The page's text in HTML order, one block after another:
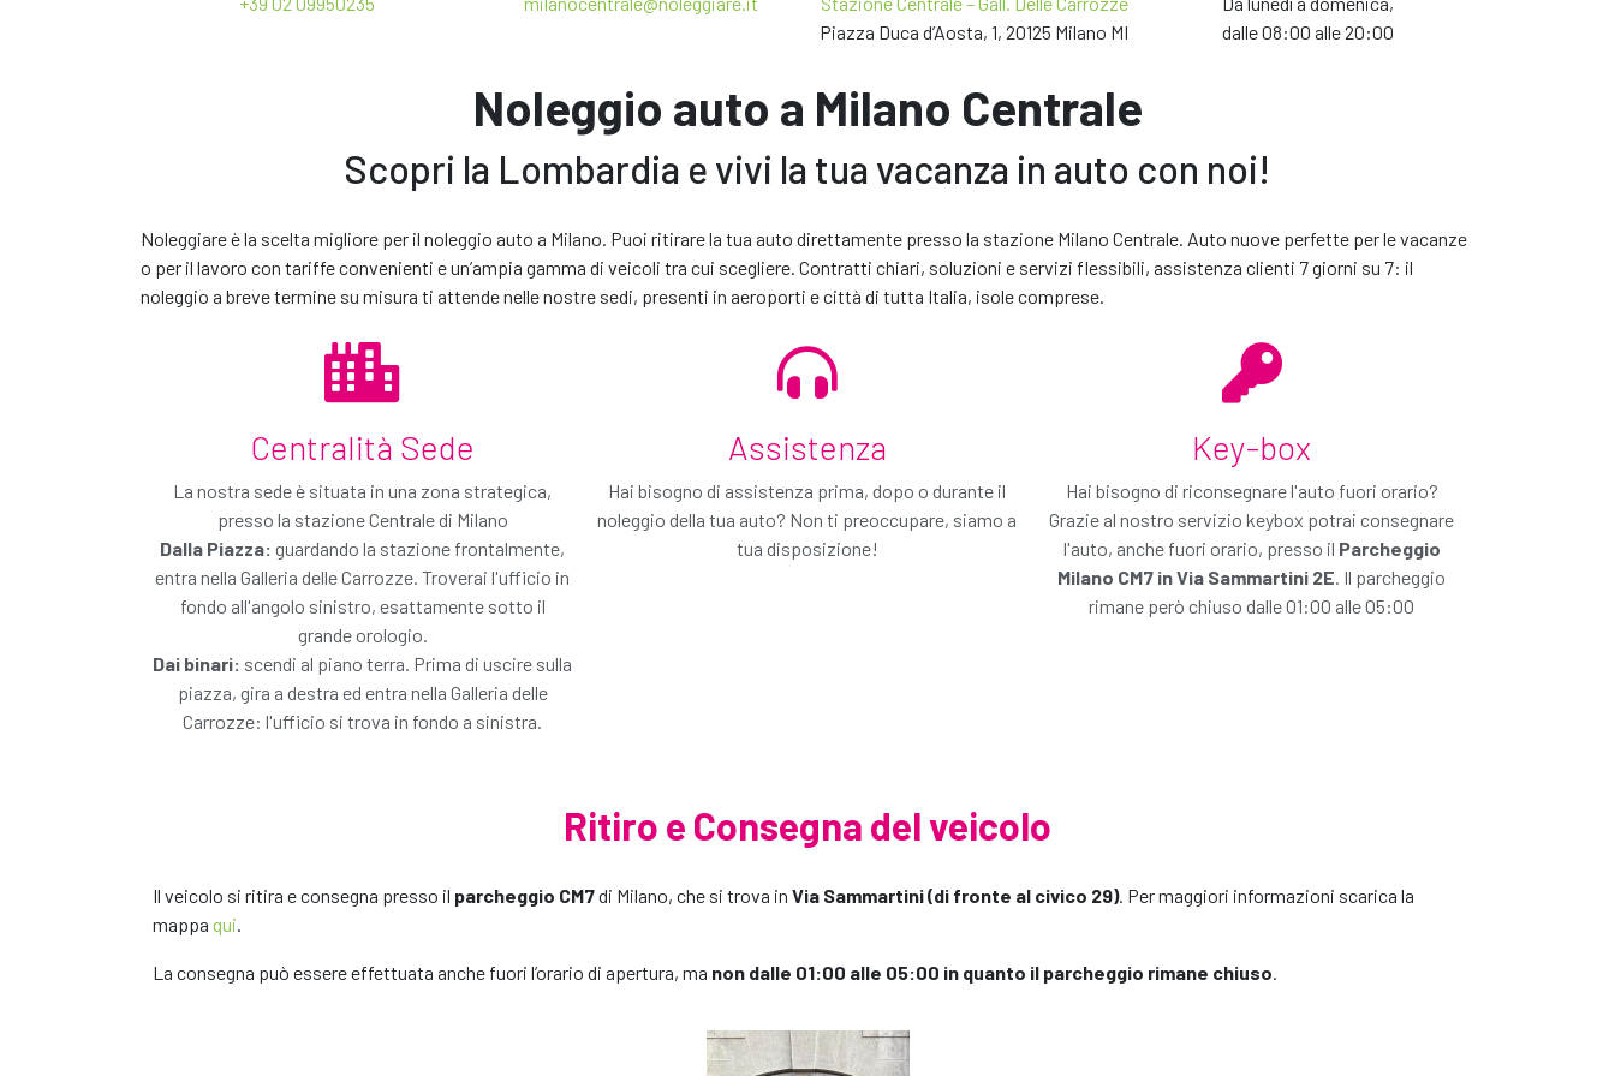
modello disponibili al momento del ritiro ma sempre all'interno del gruppo auto richiesto. Se non saremo in grado di offrirti l'auto del gruppo richiesto, provvederemo a consegnartene un'altra
appartenente ad un gruppo superiore.
Oneri di circolazione Tasse
Rendi unico il tuo noleggio
Scegli i nostri accessori e servizi extra per personalizzare il tuo viaggio e rendere unica la tua esperienza di noleggio
Prosegui
CLICCANDO SU INVIA DICHIARI DI AVER PRESO VISIONE DELL’ INFORMATIVA PRIVACYPER RICEVERE INFORMAZIONI. *
ACCONSENTO AL TRATTAMENTO DEI MIEI DATI PER ATTIVITÀ DI MARKETING
ACCONSENTO AL TRATTAMENTO DEI MIEI DATI PER ATTIVITÀ DI PROFILAZIONE, AL FINE DI MIGLIORARE L'OFFERTA DI PRODOTTI E SERVIZI
Contattaci
Piazza Duca d’Aosta, 1, 20125 Milano MI
dalle 08:00 alle 20:00
Noleggio auto a Milano Centrale
Scopri la Lombardia e vivi la tua vacanza in auto con noi!
Noleggiare è la scelta migliore per il noleggio auto a Milano. Puoi ritirare la tua auto direttamente presso la stazione Milano Centrale. Auto nuove perfette per le vacanze
o per il lavoro con tariffe convenienti e un’ampia gamma di veicoli tra cui scegliere. Contratti chiari, soluzioni e servizi flessibili, assistenza clienti 7 giorni su 7: il
noleggio a breve termine su misura ti attende nelle nostre sedi, presenti in aeroporti e città di tutta Italia, isole comprese.
Centralità Sede
La nostra sede è situata in una zona strategica,
presso la stazione Centrale di Milano
Dalla Piazza: guardando la stazione frontalmente,
entra nella Galleria delle Carrozze. Troverai l'ufficio in
fondo all'angolo sinistro, esattamente sotto il
grande orologio.
Dai binari: scendi al piano terra. Prima di uscire sulla
piazza, gira a destra ed entra nella Galleria delle
Carrozze: l'ufficio si trova in fondo a sinistra.
Assistenza
Hai bisogno di assistenza prima, dopo o durante il
noleggio della tua auto? Non ti preoccupare, siamo a
tua disposizione!
Key-box
Hai bisogno di riconsegnare l'auto fuori orario?
Grazie al nostro servizio keybox potrai consegnare
l'auto, anche fuori orario, presso il Parcheggio
Milano CM7 in Via Sammartini 2E. Il parcheggio
rimane però chiuso dalle 01:00 alle 05:00
Ritiro e Consegna del veicolo
Il veicolo si ritira e consegna presso il parcheggio CM7di Milano, che si trova in Via Sammartini (di fronte al civico 29). Per maggiori informazioni scarica la
mappa qui.
La consegna può essere effettuata anche fuori l’orario di apertura, ma non dalle 01:00 alle 05:00 in quanto il parcheggio rimane chiuso.